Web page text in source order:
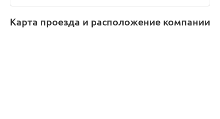
Карта проезда и расположение компании